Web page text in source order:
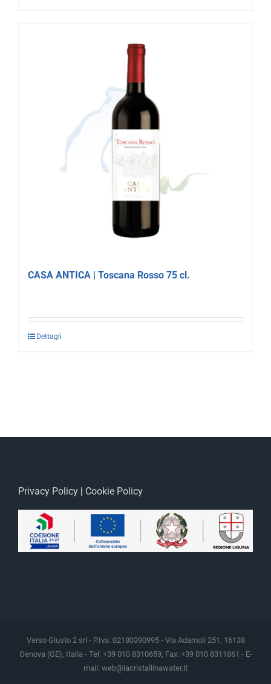
CASA ANTICA | Toscana Rosso 75 cl.
Dettagli
Privacy Policy | Cookie Policy
Verso Giusto 2 srl - P.Iva: 02180390995 - Via Adamoli 251, 16138
Genova (GE), Italia - Tel: +39 010 8310659, Fax: +39 010 8311861 - E-
mail: web@lacristallinawater.it